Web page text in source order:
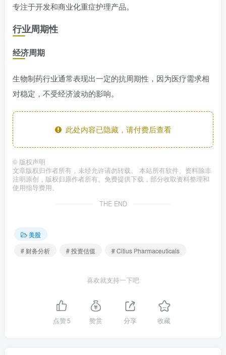
专注于开发和商业化重症护理产品。
行业周期性
经济周期
生物制药行业通常表现出一定的抗周期性，因为医疗需求相
对稳定，不受经济波动的影响。
此处内容已隐藏，请付费后查看
© 版权声明
文章版权归作者所有，未经允许请勿转载。 本站所有软件、资料除非
注明原创，版权归原作者所有。免费提供下载，部分收取资料整理和
使用指导费用。
THE END
美股
# 财务分析
# 投资估值 # Citius Pharmaceuticals
喜欢就支持一下吧
点赞5 赞赏 分享 收藏